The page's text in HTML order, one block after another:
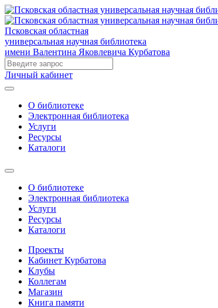
Псковская областная
универсальная научная библиотека
имени Валентина Яковлевича Курбатова
Личный кабинет
О библиотеке
Электронная библиотека
Услуги
Ресурсы
Каталоги
О библиотеке
Электронная библиотека
Услуги
Ресурсы
Каталоги
Проекты
Кабинет Курбатова
Клубы
Коллегам
Магазин
Книга памяти